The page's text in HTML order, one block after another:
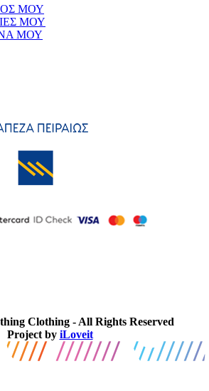
ΜΟΥ
ΜΟΥ
ΜΟΥ
Clothing - All Rights Reserved
Project by iLoveit